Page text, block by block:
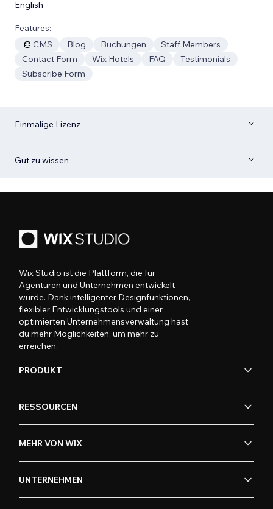
English
Features:
CMS
Blog Buchungen
Staff Members
Contact Form
Wix Hotels FAQ
Testimonials
Subscribe Form
Einmalige Lizenz
Gut zu wissen
Wix Studio ist die Plattform, die für
Agenturen und Unternehmen entwickelt
wurde. Dank intelligenter Designfunktionen,
flexibler Entwicklungstools und einer
optimierten Unternehmensverwaltung hast
du mehr Möglichkeiten, um mehr zu
erreichen.
PRODUKT
RESSOURCEN
MEHR VON WIX
UNTERNEHMEN